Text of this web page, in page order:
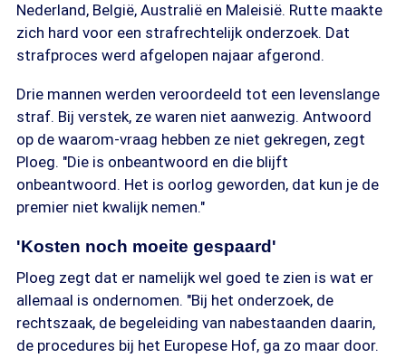
Nederland, België, Australië en Maleisië. Rutte maakte
zich hard voor een strafrechtelijk onderzoek. Dat
strafproces werd afgelopen najaar afgerond.
Drie mannen werden veroordeeld tot een levenslange
straf. Bij verstek, ze waren niet aanwezig. Antwoord
op de waarom-vraag hebben ze niet gekregen, zegt
Ploeg. "Die is onbeantwoord en die blijft
onbeantwoord. Het is oorlog geworden, dat kun je de
premier niet kwalijk nemen."
'Kosten noch moeite gespaard'
Ploeg zegt dat er namelijk wel goed te zien is wat er
allemaal is ondernomen. "Bij het onderzoek, de
rechtszaak, de begeleiding van nabestaanden daarin,
de procedures bij het Europese Hof, ga zo maar door.